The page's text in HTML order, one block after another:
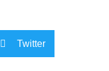
Twitter